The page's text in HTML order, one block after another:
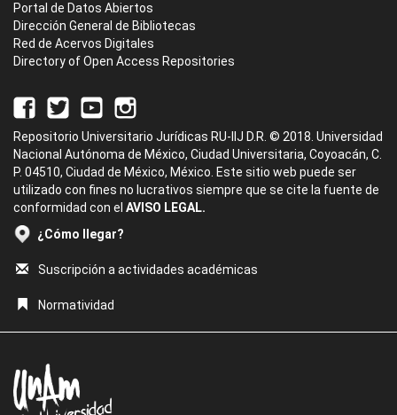
Portal de Datos Abiertos
Dirección General de Bibliotecas
Red de Acervos Digitales
Directory of Open Access Repositories
Repositorio Universitario Jurídicas RU-IIJ D.R. © 2018. Universidad
Nacional Autónoma de México, Ciudad Universitaria, Coyoacán, C.
P. 04510, Ciudad de México, México. Este sitio web puede ser
utilizado con fines no lucrativos siempre que se cite la fuente de
conformidad con el AVISO LEGAL.
¿Cómo llegar?
Suscripción a actividades académicas
Normatividad